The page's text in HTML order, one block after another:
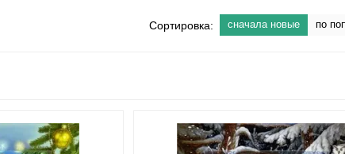
Сортировка: сначала новые по